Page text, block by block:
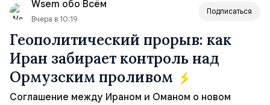
всеобщее обозрение, одновреме...
Wsem обо Всём
Вчера в 10:19
Подписаться
Геополитический прорыв: как
Иран забирает контроль над
Ормузским проливом
Соглашение между Ираном и Оманом о новом